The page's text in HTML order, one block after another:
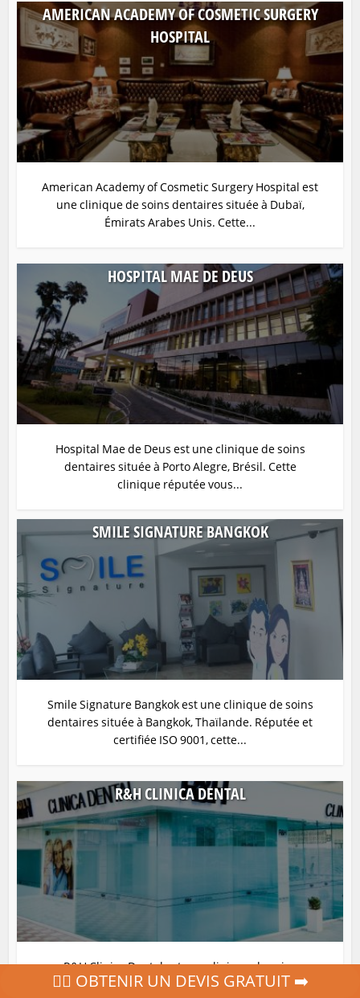
AMERICAN ACADEMY OF COSMETIC SURGERY
HOSPITAL
American Academy of Cosmetic Surgery Hospital est
une clinique de soins dentaires située à Dubaï,
Émirats Arabes Unis. Cette...
HOSPITAL MAE DE DEUS
Hospital Mae de Deus est une clinique de soins
dentaires située à Porto Alegre, Brésil. Cette
clinique réputée vous...
SMILE SIGNATURE BANGKOK
Smile Signature Bangkok est une clinique de soins
dentaires située à Bangkok, Thaïlande. Réputée et
certifiée ISO 9001, cette...
R&H CLINICA DENTAL
R&H Clinica Dental est une clinique de soins
dentaires située à Marbella, Espagne. Cette clinique
‍👩‍⚕ OBTENIR UN DEVIS GRATUIT ➡️